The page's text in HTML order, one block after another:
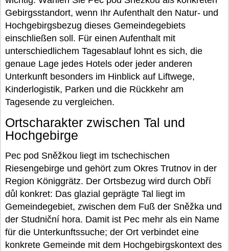
Gebirgsstandort, wenn Ihr Aufenthalt den Natur- und
Hochgebirgsbezug dieses Gemeindegebiets
einschließen soll. Für einen Aufenthalt mit
unterschiedlichem Tagesablauf lohnt es sich, die
genaue Lage jedes Hotels oder jeder anderen
Unterkunft besonders im Hinblick auf Liftwege,
Kinderlogistik, Parken und die Rückkehr am
Tagesende zu vergleichen.
Ortscharakter zwischen Tal und
Hochgebirge
Pec pod Sněžkou liegt im tschechischen
Riesengebirge und gehört zum Okres Trutnov in der
Region Königgrätz. Der Ortsbezug wird durch Obří
důl konkret: Das glazial geprägte Tal liegt im
Gemeindegebiet, zwischen dem Fuß der Sněžka und
der Studniční hora. Damit ist Pec mehr als ein Name
für die Unterkunftssuche; der Ort verbindet eine
konkrete Gemeinde mit dem Hochgebirgskontext des